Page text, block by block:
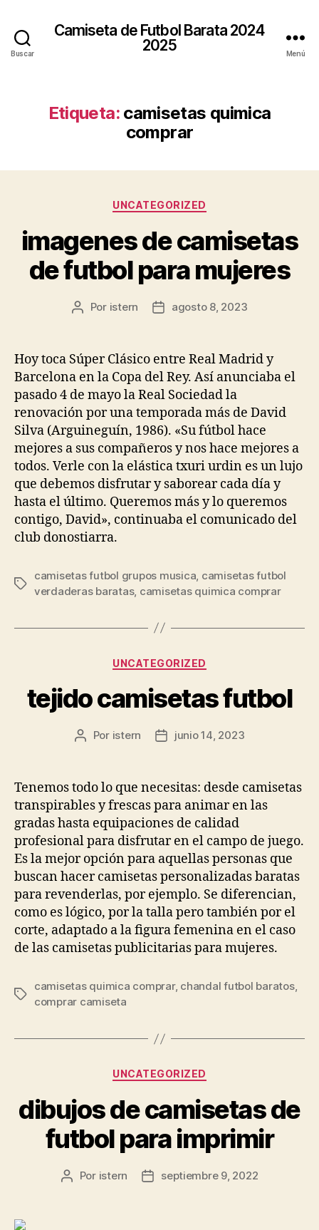
Buscar
Camiseta de Futbol Barata 2024
2025
Menú
Etiqueta: camisetas quimica
comprar
Categorías
UNCATEGORIZED
imagenes de camisetas
de futbol para mujeres
Autor
entrada
Por istern
Fecha
entrada
agosto 8, 2023
Hoy toca Súper Clásico entre Real Madrid y
Barcelona en la Copa del Rey. Así anunciaba el
pasado 4 de mayo la Real Sociedad la
renovación por una temporada más de David
Silva (Arguineguín, 1986). «Su fútbol hace
mejores a sus compañeros y nos hace mejores a
todos. Verle con la elástica txuri urdin es un lujo
que debemos disfrutar y saborear cada día y
hasta el último. Queremos más y lo queremos
contigo, David», continuaba el comunicado del
club donostiarra.
Etiquetas
camisetas futbol grupos musica camisetas futbol
verdaderas baratas, camisetas quimica comprar
Categorías
UNCATEGORIZED
tejido camisetas futbol
Autor
entrada
Por istern
Fecha
entrada
junio 14, 2023
Tenemos todo lo que necesitas: desde camisetas
transpirables y frescas para animar en las
gradas hasta equipaciones de calidad
profesional para disfrutar en el campo de juego.
Es la mejor opción para aquellas personas que
buscan hacer camisetas personalizadas baratas
para revenderlas, por ejemplo. Se diferencian,
como es lógico, por la talla pero también por el
corte, adaptado a la figura femenina en el caso
de las camisetas publicitarias para mujeres.
Etiquetas
camisetas quimica comprar, chandal futbol baratos,
comprar camiseta
Categorías
UNCATEGORIZED
dibujos de camisetas de
futbol para imprimir
Autor
Por istern
Fechaseptiembre 9, 2022